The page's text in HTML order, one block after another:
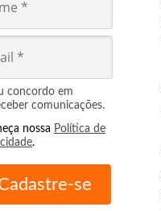
concordo em
comunicações.
nossa Política de
.